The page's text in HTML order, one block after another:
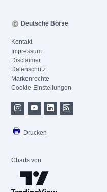
Deutsche Börse
Kontakt
Impressum
Disclaimer
Datenschutz
Markenrechte
Cookie-Einstellungen
Drucken
Charts von